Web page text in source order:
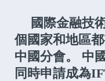
國際金融技
個國家和地區
中國分會。 中
同時申請成為